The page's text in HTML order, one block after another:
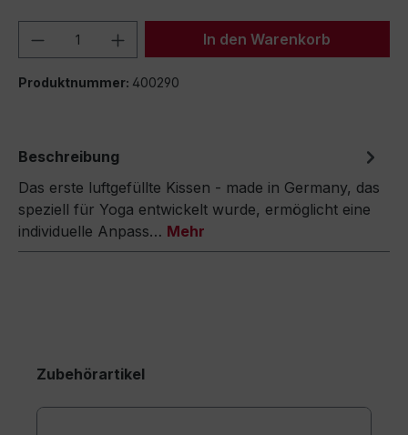
Produkt Anzahl: Gib denIn den Warenkorb
Produktnummer: 400290
Beschreibung
Das erste luftgefüllte Kissen - made in Germany, das
speziell für Yoga entwickelt wurde, ermöglicht eine
individuelle Anpass… Mehr
Zubehörartikel